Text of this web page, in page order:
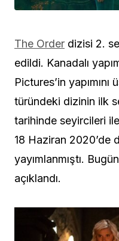
The Order dizisi 2.
edildi. Kanadalı
Pictures’in
türündeki dizinin ilk
tarihinde seyircileri
18 Haziran 2020’de
yayımlanmıştı.
açıklandı.